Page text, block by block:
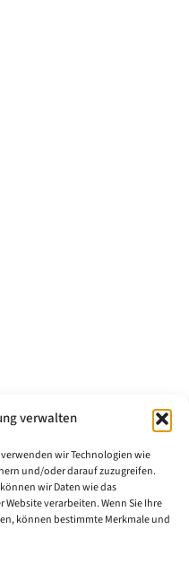
verwalten
wir Technologien wie
und/oder darauf zuzugreifen.
wir Daten wie das
verarbeiten. Wenn Sie Ihre
können bestimmte Merkmale und